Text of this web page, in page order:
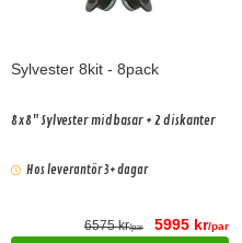
Sylvester 8kit - 8pack
8x8" Sylvester midbasar + 2 diskanter
Hos leverantör 3+ dagar
6575 kr/par 5995 kr/par